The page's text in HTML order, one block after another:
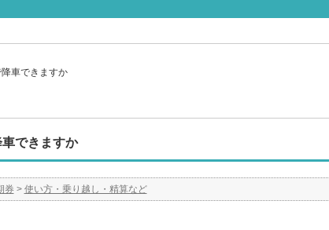
車できますか
できますか
券 > 使い方・乗り越し・精算など